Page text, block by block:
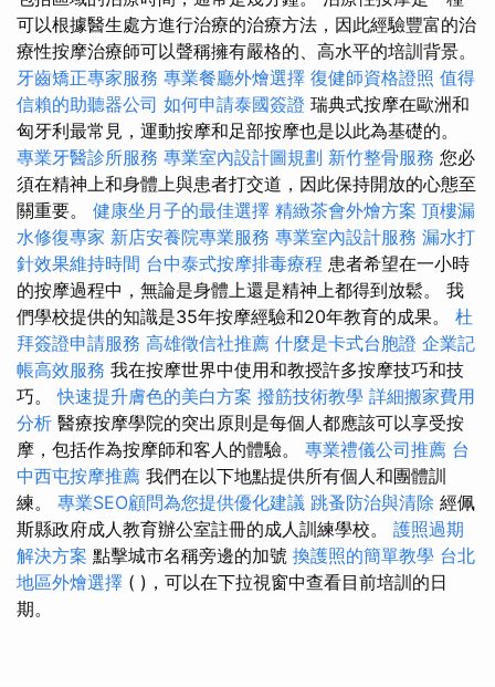
可以根據醫生處方進行治療的治療方法，因此經驗豐富的治
療性按摩治療師可以聲稱擁有嚴格的、高水平的培訓背景。
牙齒矯正專家服務 專業餐廳外燴選擇 復健師資格證照 值得
信賴的助聽器公司 如何申請泰國簽證 瑞典式按摩在歐洲和
匈牙利最常見，運動按摩和足部按摩也是以此為基礎的。
專業牙醫診所服務 專業室內設計圖規劃 新竹整骨服務 您必
須在精神上和身體上與患者打交道，因此保持開放的心態至
關重要。 健康坐月子的最佳選擇 精緻茶會外燴方案 頂樓漏
水修復專家 新店安養院專業服務 專業室內設計服務 漏水打
針效果維持時間 台中泰式按摩排毒療程 患者希望在一小時
的按摩過程中，無論是身體上還是精神上都得到放鬆。 我
們學校提供的知識是35年按摩經驗和20年教育的成果。 杜
拜簽證申請服務 高雄徵信社推薦 什麼是卡式台胞證 企業記
帳高效服務 我在按摩世界中使用和教授許多按摩技巧和技
巧。快速提升膚色的美白方案 撥筋技術教學 詳細搬家費用
分析 醫療按摩學院的突出原則是每個人都應該可以享受按
摩，包括作為按摩師和客人的體驗。 專業禮儀公司推薦 台
中西屯按摩推薦 我們在以下地點提供所有個人和團體訓
練。 專業SEO顧問為您提供優化建議 跳蚤防治與清除 經佩
斯縣政府成人教育辦公室註冊的成人訓練學校。 護照過期
解決方案 點擊城市名稱旁邊的加號 換護照的簡單教學 台北
地區外燴選擇 ( )，可以在下拉視窗中查看目前培訓的日
期。